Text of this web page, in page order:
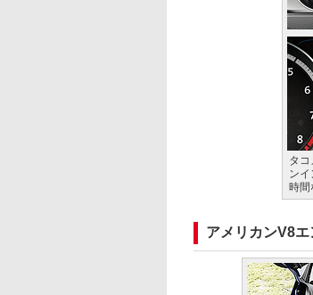
タ
ン
時
アメリカンV8